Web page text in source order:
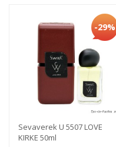
-29%
Sevaverek U 5507 LOVE
KIRKE 50ml